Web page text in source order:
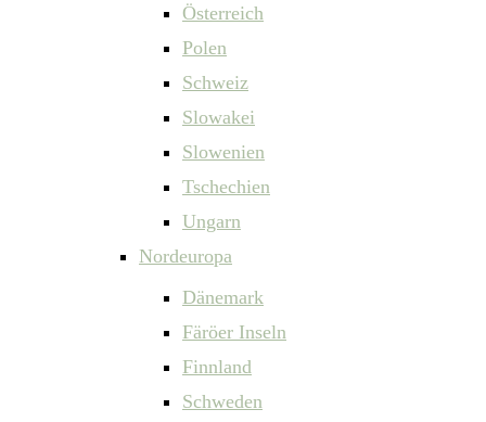
Österreich
Polen
Schweiz
Slowakei
Slowenien
Tschechien
Ungarn
Nordeuropa
Dänemark
Färöer Inseln
Finnland
Schweden